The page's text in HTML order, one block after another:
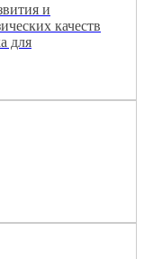
и
качеств
для